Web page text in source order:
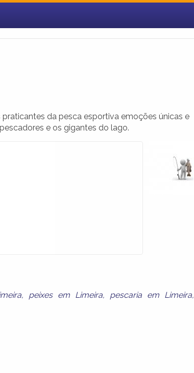
da pesca esportiva emoções únicas e
e os gigantes do lago.
, peixes em Limeira, pescaria em Limeira,